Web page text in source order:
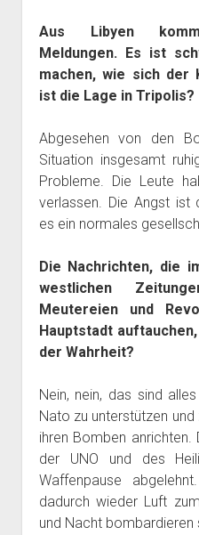
Aus Libyen
Meldungen. Es ist
machen, wie sich der
ist die Lage in Tripolis?
Abgesehen von den
Situation insgesamt
Probleme. Die Leute
verlassen. Die Angst ist
es ein normales
Die Nachrichten, die
westlichen
Meutereien und
Hauptstadt
der Wahrheit?
Nein, nein, das sind
Nato zu unterstützen
ihren Bomben
der UNO und des
Waffenpause
dadurch wieder Luft
und Nacht bombardieren